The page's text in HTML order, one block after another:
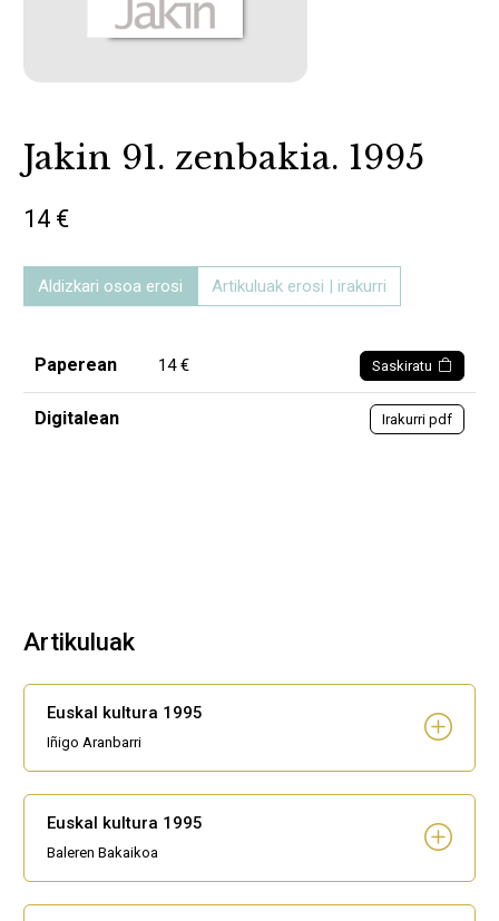
Jakin 91. zenbakia. 1995
14 €
Aldizkari osoa erosi Artikuluak erosi | irakurri
Paperean 14 € Saskiratu
Digitalean Irakurri pdf
Artikuluak
Euskal kultura 1995
Iñigo Aranbarri
Euskal kultura 1995
Baleren Bakaikoa